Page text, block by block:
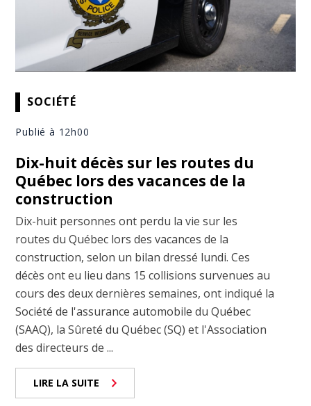
SOCIÉTÉ
Publié à 12h00
Dix-huit décès sur les routes du
Québec lors des vacances de la
construction
Dix-huit personnes ont perdu la vie sur les
routes du Québec lors des vacances de la
construction, selon un bilan dressé lundi. Ces
décès ont eu lieu dans 15 collisions survenues au
cours des deux dernières semaines, ont indiqué la
Société de l'assurance automobile du Québec
(SAAQ), la Sûreté du Québec (SQ) et l'Association
des directeurs de ...
LIRE LA SUITE